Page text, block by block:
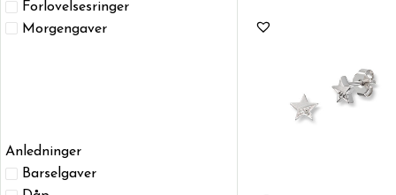
Forlovelsesringer
Morgengaver
Anledninger
Barselgaver